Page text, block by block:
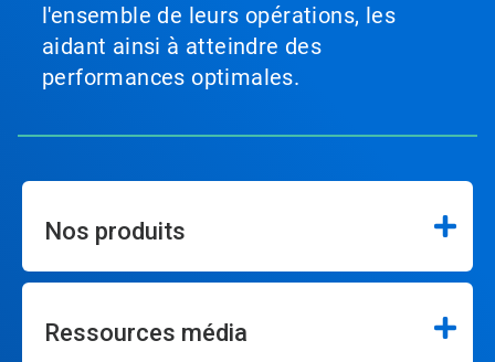
l'ensemble de leurs opérations, les
aidant ainsi à atteindre des
performances optimales.
Nos produits
Ressources média